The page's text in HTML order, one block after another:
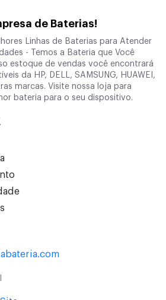
de Baterias!
Linhas de Baterias para Atender
- Temos a Bateria que Você
estoque de vendas você encontrará
da HP, DELL, SAMSUNG, HUAWEI,
marcas. Visite nossa loja para
bateria para o seu dispositivo.